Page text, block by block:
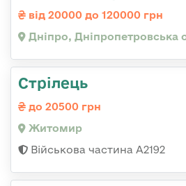
від 20000 до 120000 грн
Дніпро, Дніпропетровська
Стрілець
до 20500 грн
Житомир
Військова частина А2192